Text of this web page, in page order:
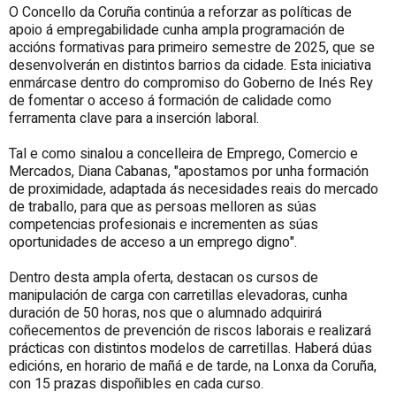
O Concello da Coruña continúa a reforzar as políticas de
apoio á empregabilidade cunha ampla programación de
accións formativas para primeiro semestre de 2025, que se
desenvolverán en distintos barrios da cidade. Esta iniciativa
enmárcase dentro do compromiso do Goberno de Inés Rey
de fomentar o acceso á formación de calidade como
ferramenta clave para a inserción laboral.
Tal e como sinalou a concelleira de Emprego, Comercio e
Mercados, Diana Cabanas, "apostamos por unha formación
de proximidade, adaptada ás necesidades reais do mercado
de traballo, para que as persoas melloren as súas
competencias profesionais e incrementen as súas
oportunidades de acceso a un emprego digno".
Dentro desta ampla oferta, destacan os cursos de
manipulación de carga con carretillas elevadoras, cunha
duración de 50 horas, nos que o alumnado adquirirá
coñecementos de prevención de riscos laborais e realizará
prácticas con distintos modelos de carretillas. Haberá dúas
edicións, en horario de mañá e de tarde, na Lonxa da Coruña,
con 15 prazas dispoñibles en cada curso.